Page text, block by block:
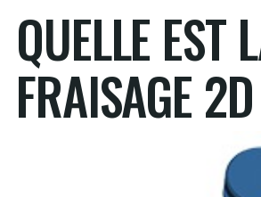
QUELLE EST
FRAISAGE